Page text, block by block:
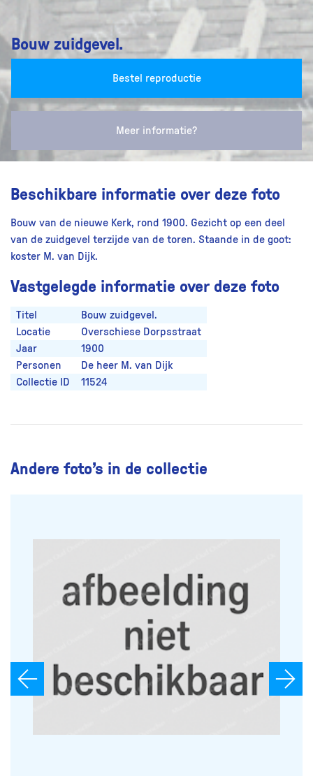
Bouw zuidgevel.
Bestel reproductie
Meer informatie?
Beschikbare informatie over deze foto
Bouw van de nieuwe Kerk, rond 1900. Gezicht op een deel
van de zuidgevel terzijde van de toren. Staande in de goot:
koster M. van Dijk.
Vastgelegde informatie over deze foto
Titel
Bouw zuidgevel.
Locatie
Overschiese Dorpsstraat
Jaar
1900
Personen
De heer M. van Dijk
Collectie ID
11524
Andere foto’s in de collectie